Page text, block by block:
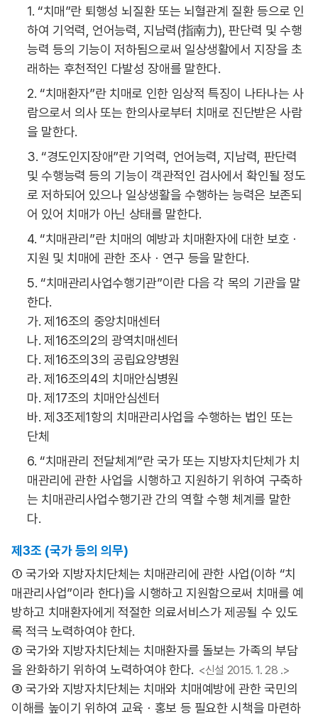
1. “치매”란 퇴행성 뇌질환 또는 뇌혈관계 질환 등으로 인
하여 기억력, 언어능력, 지남력(指南力), 판단력 및 수행
능력 등의 기능이 저하됨으로써 일상생활에서 지장을 초
래하는 후천적인 다발성 장애를 말한다.
2. “치매환자”란 치매로 인한 임상적 특징이 나타나는 사
람으로서 의사 또는 한의사로부터 치매로 진단받은 사람
을 말한다.
3. “경도인지장애”란 기억력, 언어능력, 지남력, 판단력
및 수행능력 등의 기능이 객관적인 검사에서 확인될 정도
로 저하되어 있으나 일상생활을 수행하는 능력은 보존되
어 있어 치매가 아닌 상태를 말한다.
4. “치매관리”란 치매의 예방과 치매환자에 대한 보호ㆍ
지원 및 치매에 관한 조사ㆍ연구 등을 말한다.
5. “치매관리사업수행기관”이란 다음 각 목의 기관을 말
한다.
가. 제16조의 중앙치매센터
나. 제16조의2의 광역치매센터
다. 제16조의3의 공립요양병원
라. 제16조의4의 치매안심병원
마. 제17조의 치매안심센터
바. 제3조제1항의 치매관리사업을 수행하는 법인 또는
단체
6. “치매관리 전달체계”란 국가 또는 지방자치단체가 치
매관리에 관한 사업을 시행하고 지원하기 위하여 구축하
는 치매관리사업수행기관 간의 역할 수행 체계를 말한
다.
제3조 (국가 등의 의무)
① 국가와 지방자치단체는 치매관리에 관한 사업(이하 “치
매관리사업”이라 한다)을 시행하고 지원함으로써 치매를 예
방하고 치매환자에게 적절한 의료서비스가 제공될 수 있도
록 적극 노력하여야 한다.
② 국가와 지방자치단체는 치매환자를 돌보는 가족의 부담
을 완화하기 위하여 노력하여야 한다. <신설 2015. 1. 28 .>
③ 국가와 지방자치단체는 치매와 치매예방에 관한 국민의
이해를 높이기 위하여 교육ㆍ홍보 등 필요한 시책을 마련하